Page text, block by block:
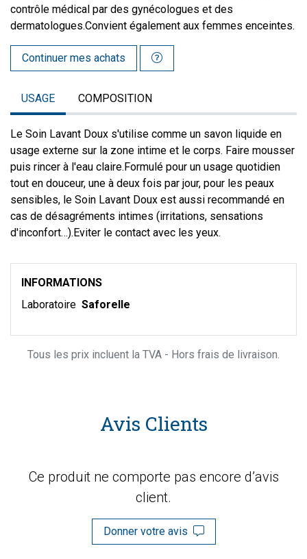
contrôle médical par des gynécologues et des
dermatologues.Convient également aux femmes enceintes.
Continuer mes achats
USAGE COMPOSITION
Le Soin Lavant Doux s'utilise comme un savon liquide en
usage externe sur la zone intime et le corps. Faire mousser
puis rincer à l'eau claire.Formulé pour un usage quotidien
tout en douceur, une à deux fois par jour, pour les peaux
sensibles, le Soin Lavant Doux est aussi recommandé en
cas de désagréments intimes (irritations, sensations
d'inconfort…).Eviter le contact avec les yeux.
INFORMATIONS
Laboratoire Saforelle
Tous les prix incluent la TVA - Hors frais de livraison.
Avis Clients
Ce produit ne comporte pas encore d’avis
client.
Donner votre avis